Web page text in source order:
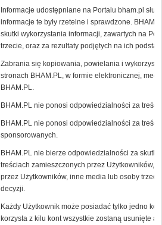
Informacje udostępniane na Portalu bham.pl
informacje te były rzetelne i sprawdzone.
skutki wykorzystania informacji, zawartych na
trzecie, oraz za rezultaty podjętych na ich
Zabrania się kopiowania, powielania i
stronach BHAM.PL, w formie elektronicznej,
BHAM.PL.
BHAM.PL nie ponosi odpowiedzialności za
BHAM.PL nie ponosi odpowiedzialności za treści
sponsorowanych.
BHAM.PL nie bierze odpowiedzialności za
treściach zamieszczonych przez Użytkowników,
przez Użytkowników, inne media lub osoby
decyzji.
Każdy Użytkownik może posiadać tylko jedno
korzysta z kilu kont wszystkie zostaną usunięte